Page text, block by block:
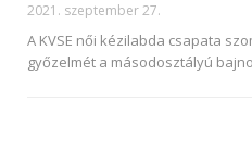
2021. szeptember 27.
A KVSE női kézilabda csapata
győzelmét a másodosztályú